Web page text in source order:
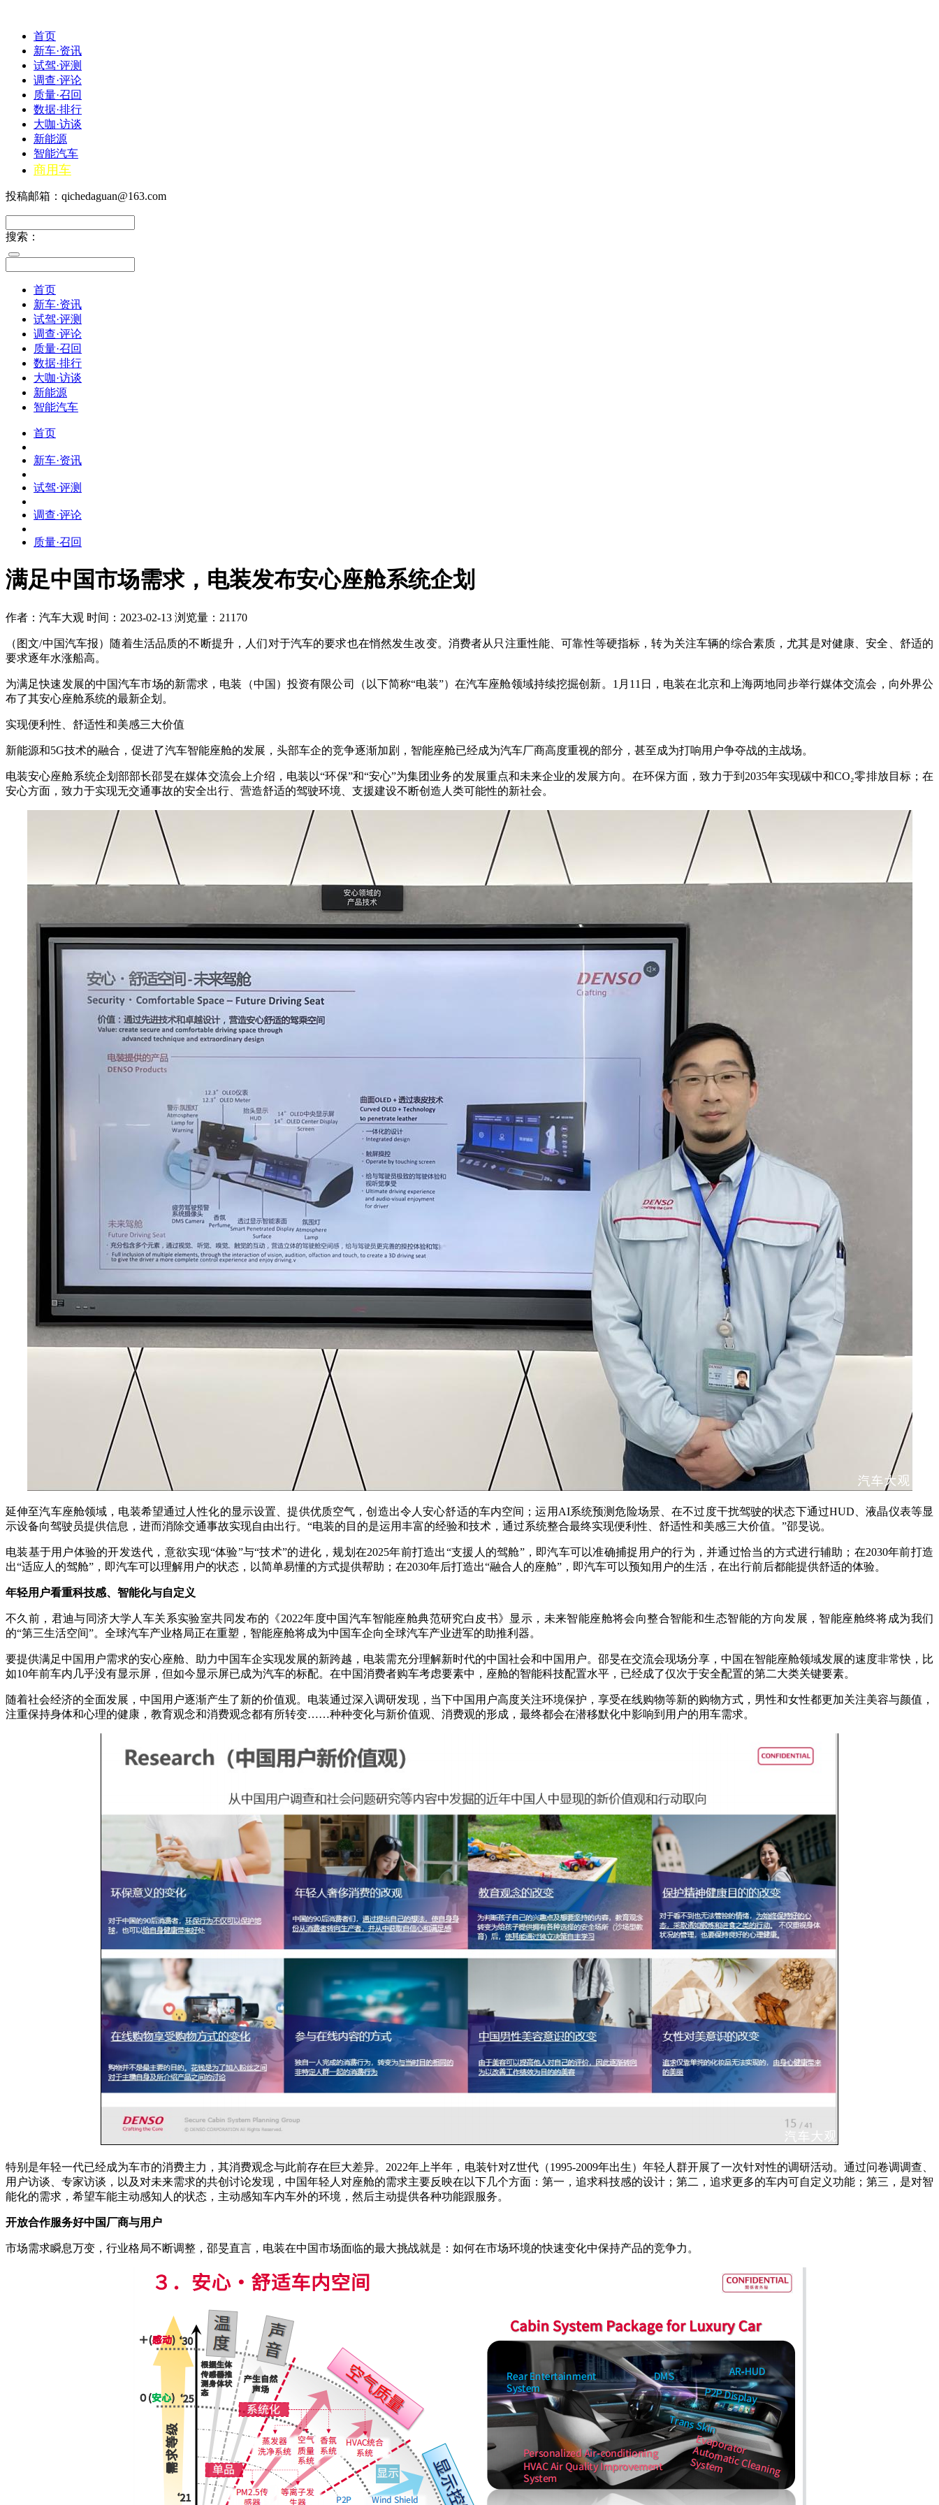
首页
新车·资讯
试驾·评测
调查·评论
质量·召回
数据·排行
大咖·访谈
新能源
智能汽车
商用车
投稿邮箱：qichedaguan@163.com
搜索：
首页
新车·资讯
试驾·评测
调查·评论
质量·召回
数据·排行
大咖·访谈
新能源
智能汽车
首页
新车·资讯
试驾·评测
调查·评论
质量·召回
满足中国市场需求，电装发布安心座舱系统企划
作者：汽车大观 时间：2023-02-13 浏览量：21170
（图文/中国汽车报）随着生活品质的不断提升，人们对于汽车的要求也在悄然发生改变。消费者从只注重性能、可靠性等硬指标，转为关注车辆的综合素质，尤其是对健康、安全、舒适的
要求逐年水涨船高。
为满足快速发展的中国汽车市场的新需求，电装（中国）投资有限公司（以下简称“电装”）在汽车座舱领域持续挖掘创新。1月11日，电装在北京和上海两地同步举行媒体交流会，向外界公
布了其安心座舱系统的最新企划。
实现便利性、舒适性和美感三大价值
新能源和5G技术的融合，促进了汽车智能座舱的发展，头部车企的竞争逐渐加剧，智能座舱已经成为汽车厂商高度重视的部分，甚至成为打响用户争夺战的主战场。
电装安心座舱系统企划部部长邵旻在媒体交流会上介绍，电装以“环保”和“安心”为集团业务的发展重点和未来企业的发展方向。在环保方面，致力于到2035年实现碳中和CO₂零排放目标；在
安心方面，致力于实现无交通事故的安全出行、营造舒适的驾驶环境、支援建设不断创造人类可能性的新社会。
延伸至汽车座舱领域，电装希望通过人性化的显示设置、提供优质空气，创造出令人安心舒适的车内空间；运用AI系统预测危险场景、在不过度干扰驾驶的状态下通过HUD、液晶仪表等显
示设备向驾驶员提供信息，进而消除交通事故实现自由出行。“电装的目的是运用丰富的经验和技术，通过系统整合最终实现便利性、舒适性和美感三大价值。”邵旻说。
电装基于用户体验的开发迭代，意欲实现“体验”与“技术”的进化，规划在2025年前打造出“支援人的驾舱”，即汽车可以准确捕捉用户的行为，并通过恰当的方式进行辅助；在2030年前打造
出“适应人的驾舱”，即汽车可以理解用户的状态，以简单易懂的方式提供帮助；在2030年后打造出“融合人的座舱”，即汽车可以预知用户的生活，在出行前后都能提供舒适的体验。
年轻用户看重科技感、智能化与自定义
不久前，君迪与同济大学人车关系实验室共同发布的《2022年度中国汽车智能座舱典范研究白皮书》显示，未来智能座舱将会向整合智能和生态智能的方向发展，智能座舱终将成为我们
的“第三生活空间”。全球汽车产业格局正在重塑，智能座舱将成为中国车企向全球汽车产业进军的助推利器。
要提供满足中国用户需求的安心座舱、助力中国车企实现发展的新跨越，电装需充分理解新时代的中国社会和中国用户。邵旻在交流会现场分享，中国在智能座舱领域发展的速度非常快，比
如10年前车内几乎没有显示屏，但如今显示屏已成为汽车的标配。在中国消费者购车考虑要素中，座舱的智能科技配置水平，已经成了仅次于安全配置的第二大类关键要素。
随着社会经济的全面发展，中国用户逐渐产生了新的价值观。电装通过深入调研发现，当下中国用户高度关注环境保护，享受在线购物等新的购物方式，男性和女性都更加关注美容与颜值，
注重保持身体和心理的健康，教育观念和消费观念都有所转变……种种变化与新价值观、消费观的形成，最终都会在潜移默化中影响到用户的用车需求。
特别是年轻一代已经成为车市的消费主力，其消费观念与此前存在巨大差异。2022年上半年，电装针对Z世代（1995-2009年出生）年轻人群开展了一次针对性的调研活动。通过问卷调调查、
用户访谈、专家访谈，以及对未来需求的共创讨论发现，中国年轻人对座舱的需求主要反映在以下几个方面：第一，追求科技感的设计；第二，追求更多的车内可自定义功能；第三，是对智
能化的需求，希望车能主动感知人的状态，主动感知车内车外的环境，然后主动提供各种功能跟服务。
开放合作服务好中国厂商与用户
市场需求瞬息万变，行业格局不断调整，邵旻直言，电装在中国市场面临的最大挑战就是：如何在市场环境的快速变化中保持产品的竞争力。